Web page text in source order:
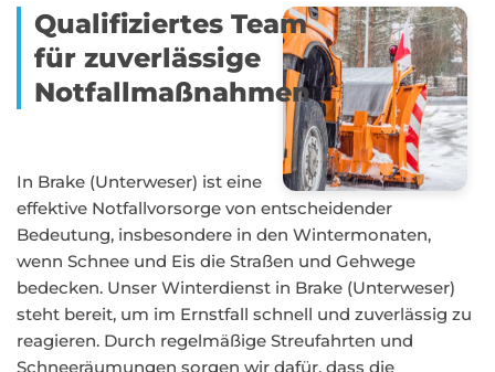
Qualifiziertes Team
für zuverlässige
Notfallmaßnahmen
In Brake (Unterweser) ist eine
effektive Notfallvorsorge von entscheidender
Bedeutung, insbesondere in den Wintermonaten,
wenn Schnee und Eis die Straßen und Gehwege
bedecken. Unser Winterdienst in Brake (Unterweser)
steht bereit, um im Ernstfall schnell und zuverlässig zu
reagieren. Durch regelmäßige Streufahrten und
Schneeräumungen sorgen wir dafür, dass die